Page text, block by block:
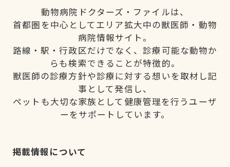
動物病院ドクターズ・ファイルは、
首都圏を中心としてエリア拡大中の獣医師・動物
病院情報サイト。
路線・駅・行政区だけでなく、診療可能な動物か
らも検索できることが特徴的。
獣医師の診療方針や診療に対する想いを取材し記
事として発信し、
ペットも大切な家族として健康管理を行うユーザ
ーをサポートしています。
掲載情報について